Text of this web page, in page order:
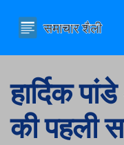
हार्दिक
की पहली